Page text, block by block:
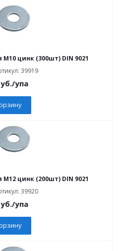
цинк (300шт) DIN 9021
39919
/упа
цинк (200шт) DIN 9021
39920
/упа